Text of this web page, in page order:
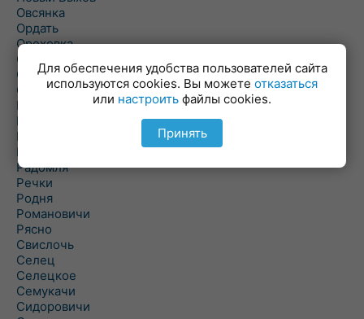
Овсянка
Ордать
Ореховка
Осиновка
Осиповичи
Осово
Павловичи
Паршино
Петуховка
Пудовня
Радомля
Речки
Родня
Романовичи
Рясно
Свислочь
Селец
Селецкое
Семукачи
Сидоровичи
Для обеспечения удобства пользователей сайта
используются cookies. Вы можете отказаться
или настроить файлы cookies.
Принять